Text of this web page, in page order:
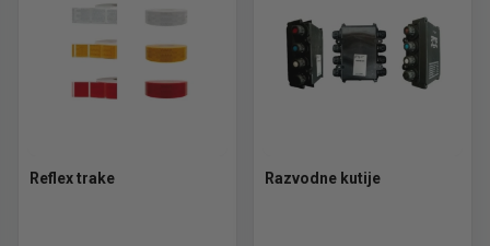
Reflex trake Razvodne kutije